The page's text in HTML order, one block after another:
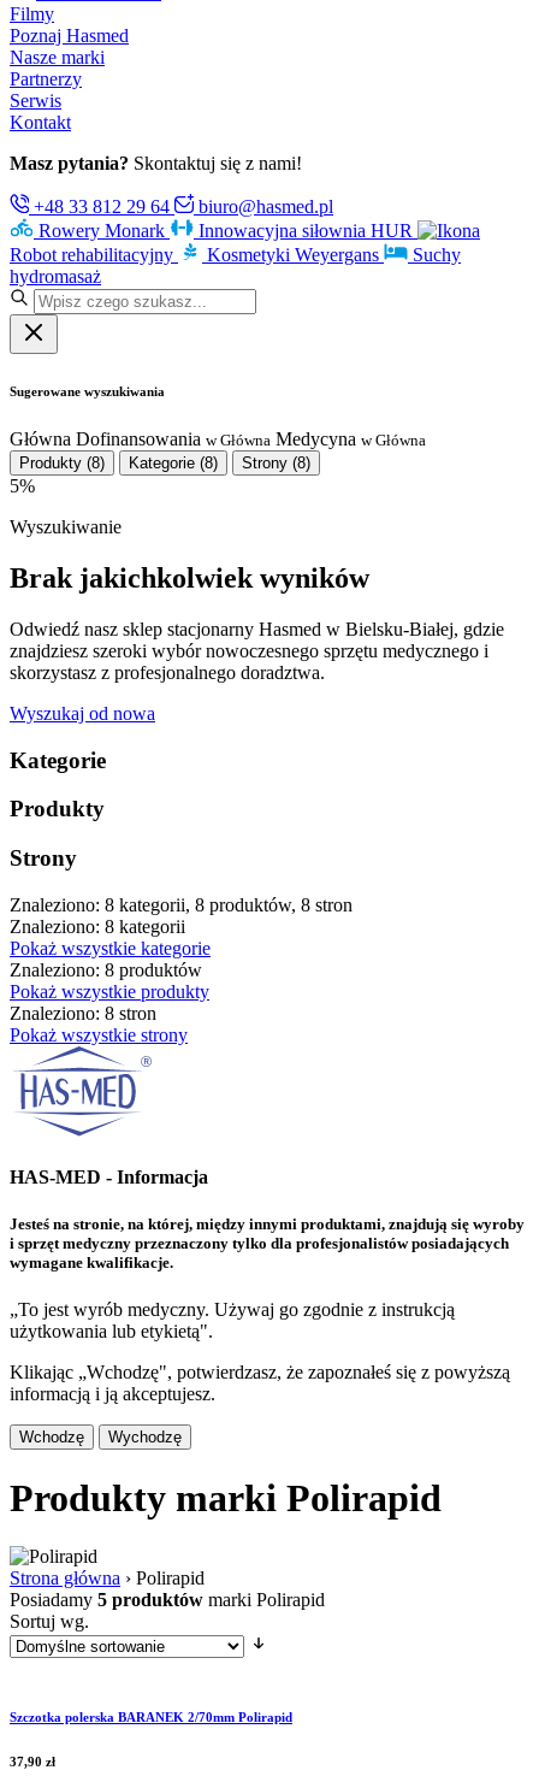
Filmy
Poznaj Hasmed
Nasze marki
Partnerzy
Serwis
Kontakt
Masz pytania? Skontaktuj się z nami!
+48 33 812 29 64
biuro@hasmed.pl
Rowery Monark
Innowacyjna siłownia HUR
Robot rehabilitacyjny
Kosmetyki Weyergans
Suchy
hydromasaż
Sugerowane wyszukiwania
Główna Dofinansowania w Główna Medycyna w Główna
Produkty (8) Kategorie (8) Strony (8)
5%
Wyszukiwanie
Brak jakichkolwiek wyników
Odwiedź nasz sklep stacjonarny Hasmed w Bielsku-Białej, gdzie
znajdziesz szeroki wybór nowoczesnego sprzętu medycznego i
skorzystasz z profesjonalnego doradztwa.
Wyszukaj od nowa
Kategorie
Produkty
Strony
Znaleziono: 8 kategorii, 8 produktów, 8 stron
Znaleziono: 8 kategorii
Pokaż wszystkie kategorie
Znaleziono: 8 produktów
Pokaż wszystkie produkty
Znaleziono: 8 stron
Pokaż wszystkie strony
HAS-MED - Informacja
Jesteś na stronie, na której, między innymi produktami, znajdują się wyroby
i sprzęt medyczny przeznaczony tylko dla profesjonalistów posiadających
wymagane kwalifikacje.
„To jest wyrób medyczny. Używaj go zgodnie z instrukcją
użytkowania lub etykietą".
Klikając „Wchodzę", potwierdzasz, że zapoznałeś się z powyższą
informacją i ją akceptujesz.
Wchodzę Wychodzę
Produkty marki Polirapid
Strona główna › Polirapid
Posiadamy 5 produktów marki Polirapid
Sortuj wg.
Szczotka polerska BARANEK 2/70mm Polirapid
37,90 zł